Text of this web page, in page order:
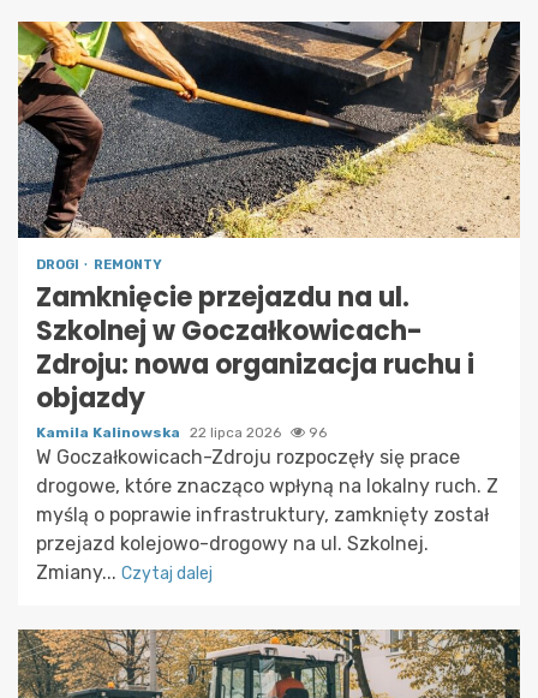
DROGI REMONTY
Zamknięcie przejazdu na ul.
Szkolnej w Goczałkowicach-
Zdroju: nowa organizacja ruchu i
objazdy
Kamila Kalinowska 22 lipca 2026 96
W Goczałkowicach-Zdroju rozpoczęły się prace
drogowe, które znacząco wpłyną na lokalny ruch. Z
myślą o poprawie infrastruktury, zamknięty został
przejazd kolejowo-drogowy na ul. Szkolnej.
Zmiany... Czytaj dalej